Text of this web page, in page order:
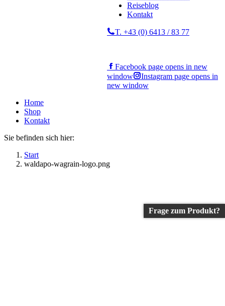
Reiseblog
Kontakt
T. +43 (0) 6413 / 83 77
Facebook page opens in new
window
Instagram page opens in
new window
Home
Shop
Kontakt
Sie befinden sich hier:
Start
waldapo-wagrain-logo.png
Frage zum Produkt?